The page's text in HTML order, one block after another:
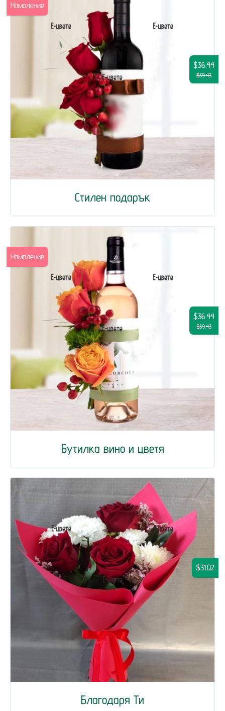
Стилен подарък
$36.44
$39.43
Намаление
Бутилка вино и цветя
$36.44
$39.43
Намаление
Благодаря Ти
$31.02